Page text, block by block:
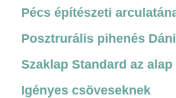
Pécs építészeti
Posztrurális pihenés
Szaklap Standard az alap
Igényes csöveseknek